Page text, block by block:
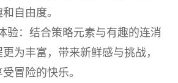
自由度。
：结合策略元素与有趣的连消
为丰富，带来新鲜感与挑战，
冒险的快乐。